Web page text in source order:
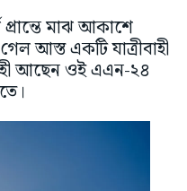
প্রান্তে মাঝ আকাশে
আস্ত একটি যাত্রীবাহী
আছেন ওই এএন-২৪